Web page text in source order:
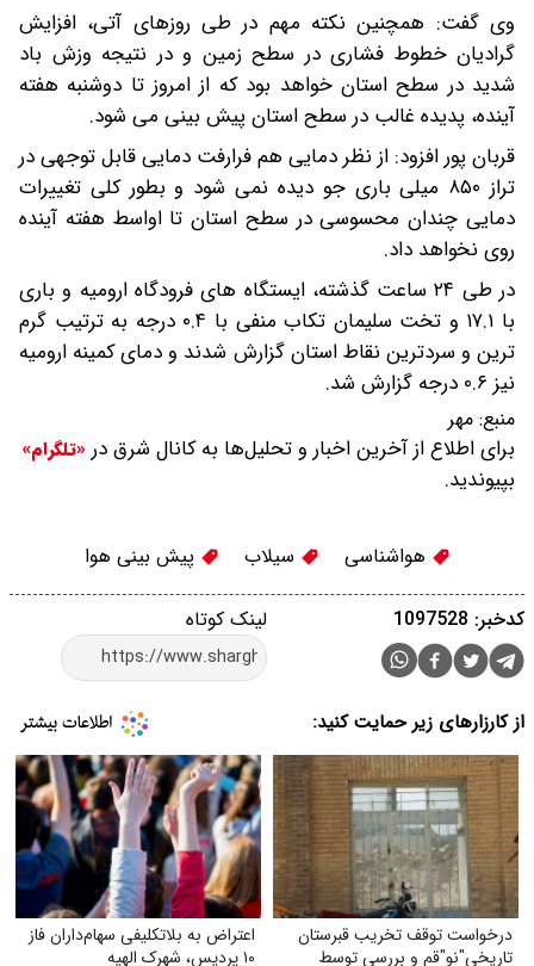
وی گفت: همچنین نکته مهم در طی روزهای آتی، افزایش
گرادیان خطوط فشاری در سطح زمین و در نتیجه وزش باد
شدید در سطح استان خواهد بود که از امروز تا دوشنبه هفته
آینده، پدیده غالب در سطح استان پیش بینی می شود.
قربان پور افزود: از نظر دمایی هم فرارفت دمایی قابل توجهی در
تراز ۸۵۰ میلی باری جو دیده نمی شود و بطور کلی تغییرات
دمایی چندان محسوسی در سطح استان تا اواسط هفته آینده
روی نخواهد داد.
در طی ۲۴ ساعت گذشته، ایستگاه های فرودگاه ارومیه و باری
با ۱۷.۱ و تخت سلیمان تکاب منفی با ۰.۴ درجه به ترتیب گرم
ترین و سردترین نقاط استان گزارش شدند و دمای کمینه ارومیه
نیز ۰.۶ درجه گزارش شد.
منبع: مهر
برای اطلاع از آخرین اخبار و تحلیل‌ها به کانال شرق در «تلگرام»
بپیوندید.
هواشناسی سیلاب پیش بینی هوا
لینک کوتاه کدخبر: 1097528
از کارزارهای زیر حمایت کنید:
درخواست توقف تخریب قبرستان
تاریخی"نو"قم و بررسی توسط
اعتراض به بلاتکلیفی سهام‌داران فاز
۱۰ پردیس، شهرک الهیه